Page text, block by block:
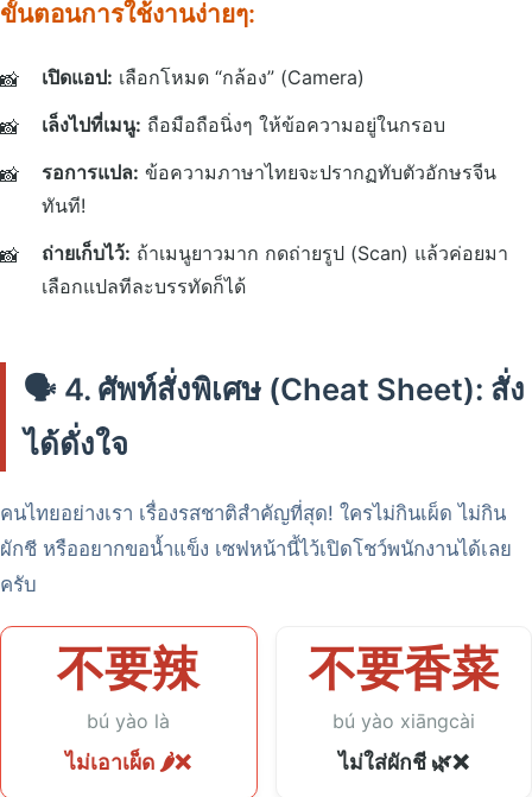
ขั้นตอนการใช้งานง่ายๆ:
เปิดแอป: เลือกโหมด “กล้อง” (Camera)
เล็งไปที่เมนู: ถือมือถือนิ่งๆ ให้ข้อความอยู่ในกรอบ
รอการแปล: ข้อความภาษาไทยจะปรากฏทับตัวอักษรจีน
ทันที!
ถ่ายเก็บไว้: ถ้าเมนูยาวมาก กดถ่ายรูป (Scan) แล้วค่อยมา
เลือกแปลทีละบรรทัดก็ได้
🗣️ 4. ศัพท์สั่งพิเศษ (Cheat Sheet): สั่ง
ได้ดั่งใจ
คนไทยอย่างเรา เรื่องรสชาติสำคัญที่สุด! ใครไม่กินเผ็ด ไม่กิน
ผักชี หรืออยากขอน้ำแข็ง เซฟหน้านี้ไว้เปิดโชว์พนักงานได้เลย
ครับ
不要辣
bú yào là
ไม่เอาเผ็ด 🌶️❌
不要香菜
bú yào xiāngcài
ไม่ใส่ผักชี 🌿❌